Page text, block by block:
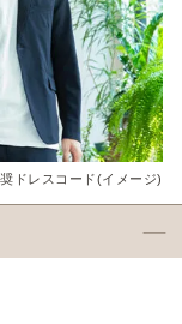
ドレスコード(イメージ)